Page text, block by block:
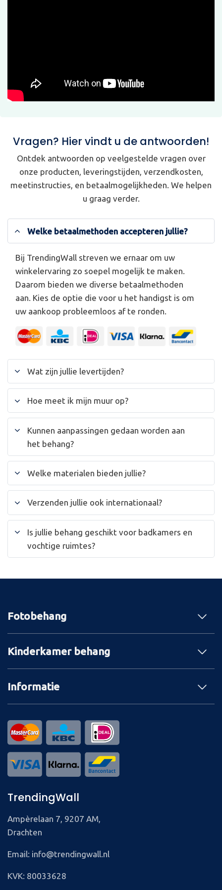
Vragen? Hier vindt u de antwoorden!
Ontdek antwoorden op veelgestelde vragen over
onze producten, leveringstijden, verzendkosten,
meetinstructies, en betaalmogelijkheden. We helpen
u graag verder.
Welke betaalmethoden accepteren jullie?
Bij TrendingWall streven we ernaar om uw
winkelervaring zo soepel mogelijk te maken.
Daarom bieden we diverse betaalmethoden
aan. Kies de optie die voor u het handigst is om
uw aankoop probleemloos af te ronden.
Wat zijn jullie levertijden?
Hoe meet ik mijn muur op?
Kunnen aanpassingen gedaan worden aan
het behang?
Welke materialen bieden jullie?
Verzenden jullie ook internationaal?
Is jullie behang geschikt voor badkamers en
vochtige ruimtes?
Fotobehang
Kinderkamer behang
Informatie
TrendingWall
Ampèrelaan 7, 9207 AM,
Drachten
Email: info@trendingwall.nl
KVK: 80033628